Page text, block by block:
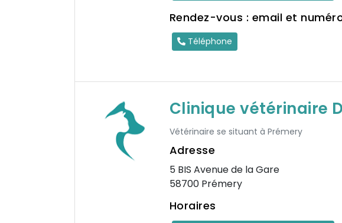
Rendez-vous : email et
Téléphone
Clinique vétérinaire
Vétérinaire se situant à Prémery
Adresse
5 BIS Avenue de la Gare
58700 Prémery
Horaires